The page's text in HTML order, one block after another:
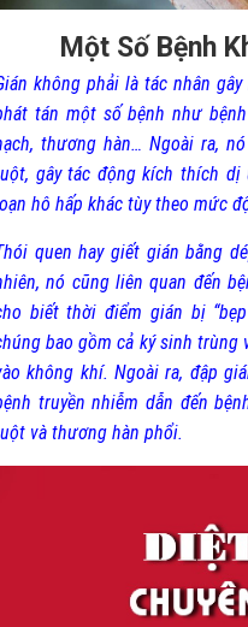
Một Số Bệnh
không phải là tác nhân
tán một số bệnh như
thương hàn… Ngoài ra,
gây tác động kích thích
hô hấp khác tùy theo mức
quen hay giết gián bằng
nó cũng liên quan đến
biết thời điểm gián bị
bao gồm cả ký sinh
không khí. Ngoài ra, đập
truyền nhiễm dẫn đến
và thương hàn phổi.